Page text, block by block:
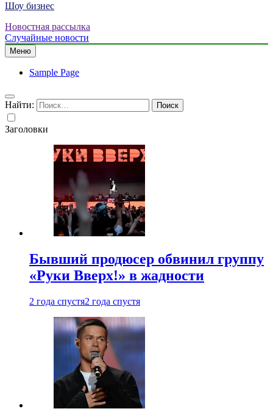
Шоу бизнес
Новостная рассылка
Случайные новости
Меню
Sample Page
Найти:
Заголовки
Бывший продюсер обвинил группу
«Руки Вверх!» в жадности
2 года спустя2 года спустя